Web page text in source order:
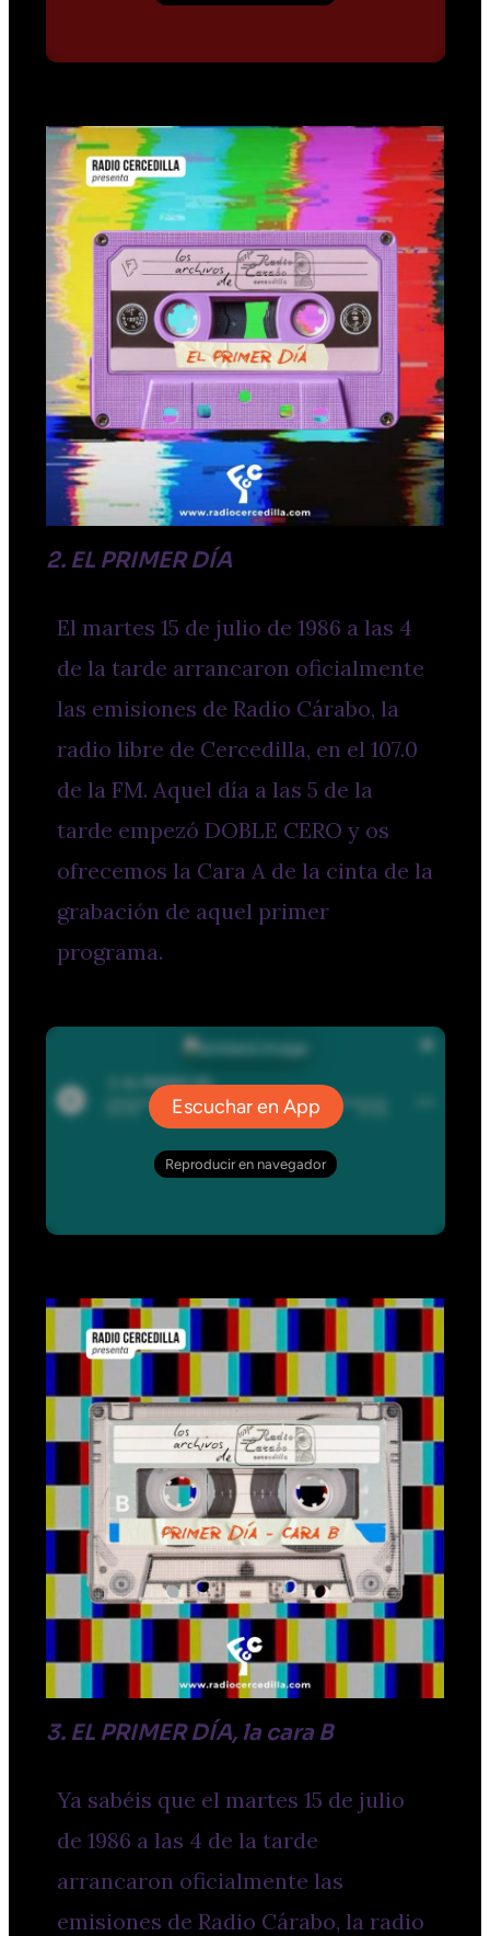
2. EL PRIMER DÍA
El martes 15 de julio de 1986 a las 4
de la tarde arrancaron oficialmente
las emisiones de Radio Cárabo, la
radio libre de Cercedilla, en el 107.0
de la FM. Aquel día a las 5 de la
tarde empezó DOBLE CERO y os
ofrecemos la Cara A de la cinta de la
grabación de aquel primer
programa.
3. EL PRIMER DÍA, la cara B
Ya sabéis que el martes 15 de julio
de 1986 a las 4 de la tarde
arrancaron oficialmente las
emisiones de Radio Cárabo, la radio